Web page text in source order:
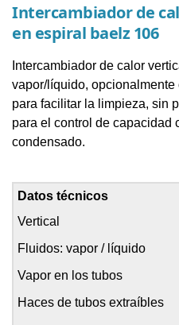
Intercambiador de
en espiral baelz 106
Intercambiador de calor
vapor/líquido,
para facilitar la limpieza, sin
para el control de capacidad
condensado.
Vertical
Fluidos: vapor / líquido
Vapor en los tubos
Haces de tubos extraíbles